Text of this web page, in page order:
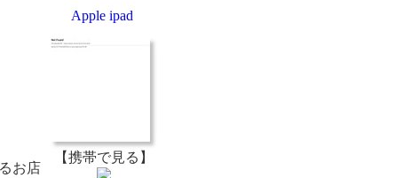
お店
Apple ipad
【携帯で見る】